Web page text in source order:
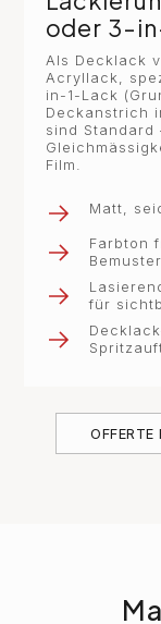
oder 3-
Als Decklack
Acryllack,
in-1-Lack
Deckanstrich
sind Standard
Film.
Matt,
Farbton
für
OFFERTE